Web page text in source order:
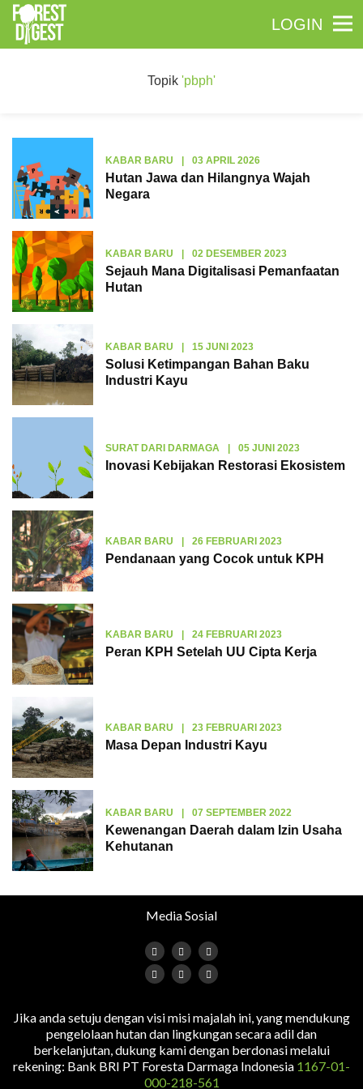
LOGIN
Topik 'pbph'
KABAR BARU | 03 APRIL 2026
Hutan Jawa dan Hilangnya Wajah
Negara
KABAR BARU | 02 DESEMBER 2023
Sejauh Mana Digitalisasi Pemanfaatan
Hutan
KABAR BARU | 15 JUNI 2023
Solusi Ketimpangan Bahan Baku
Industri Kayu
SURAT DARI DARMAGA | 05 JUNI 2023
Inovasi Kebijakan Restorasi Ekosistem
KABAR BARU | 26 FEBRUARI 2023
Pendanaan yang Cocok untuk KPH
KABAR BARU | 24 FEBRUARI 2023
Peran KPH Setelah UU Cipta Kerja
KABAR BARU | 23 FEBRUARI 2023
Masa Depan Industri Kayu
KABAR BARU | 07 SEPTEMBER 2022
Kewenangan Daerah dalam Izin Usaha
Kehutanan
Media Sosial
Jika anda setuju dengan visi misi majalah ini, yang mendukung
pengelolaan hutan dan lingkungan secara adil dan
berkelanjutan, dukung kami dengan berdonasi melalui
rekening: Bank BRI PT Foresta Darmaga Indonesia 1167-01-
000-218-561